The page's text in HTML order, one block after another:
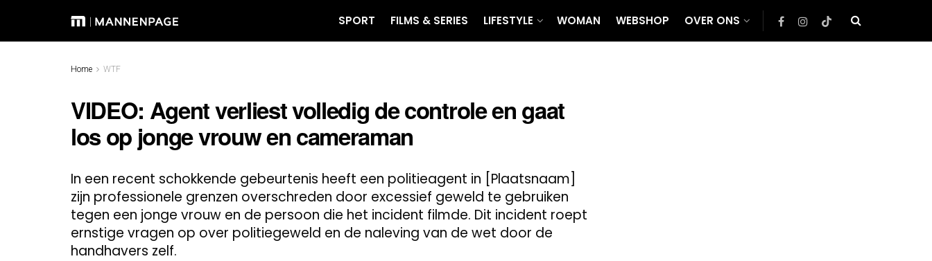
SPORT FILMS & SERIES LIFESTYLE WOMAN WEBSHOP OVER ONS
Home WTF
VIDEO: Agent verliest volledig de controle en gaat
los op jonge vrouw en cameraman
In een recent schokkende gebeurtenis heeft een politieagent in [Plaatsnaam]
zijn professionele grenzen overschreden door excessief geweld te gebruiken
tegen een jonge vrouw en de persoon die het incident filmde. Dit incident roept
ernstige vragen op over politiegeweld en de naleving van de wet door de
handhavers zelf.